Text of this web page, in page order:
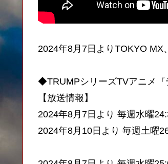
2024年8月7日よりTOKYO MX
◆TRUMPシリーズTVアニメ『
【放送情報】
2024年8月7日より 毎週水曜
2024年8月10日より 毎週土曜